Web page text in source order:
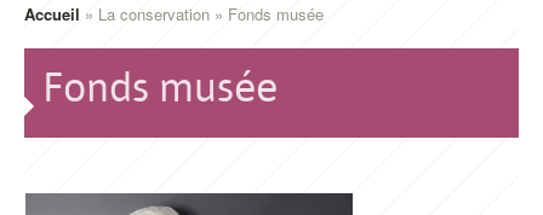
Fil
d'Ariane
Accueil La conservation Fonds musée
Fonds musée